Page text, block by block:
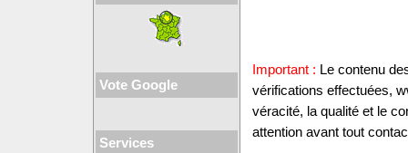
Vote Google
Services
Important : Le contenu
vérifications effectuées,
véracité, la qualité et le
attention avant tout